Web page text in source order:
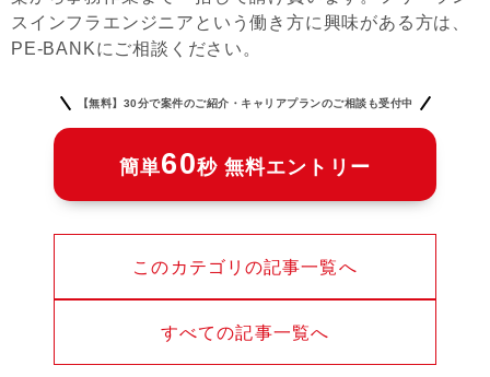
スインフラエンジニアという働き方に興味がある方は、
PE-BANKにご相談ください。
【無料】30分で案件のご紹介・キャリアプランのご相談も受付中
簡単60秒 無料エントリー
このカテゴリの記事一覧へ
すべての記事一覧へ